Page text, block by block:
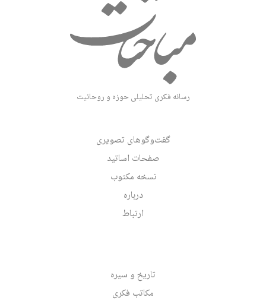
رسانه فکری تحلیلی حوزه و روحانیت
گفت‌وگوهای تصویری
صفحات اساتید
نسخه مکتوب
درباره
ارتباط
تاریخ و سیره
مکاتب فکری